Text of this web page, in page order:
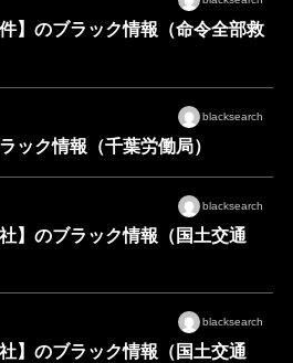
】のブラック情報（命令全部救
blacksearch
ック情報（千葉労働局）
blacksearch
】のブラック情報（国土交通
blacksearch
】のブラック情報（国土交通